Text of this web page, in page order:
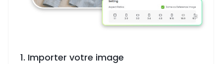
1. Importer votre image